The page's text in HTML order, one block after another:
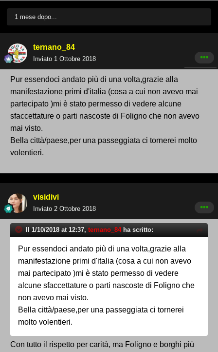
1 mese dopo...
ternano_84
Inviato 1 Ottobre 2018
Pur essendoci andato più di una volta,grazie alla
manifestazione primi d'italia (cosa a cui non avevo mai
partecipato )mi è stato permesso di vedere alcune
sfaccettature o parti nascoste di Foligno che non avevo
mai visto.
Bella città/paese,per una passeggiata ci tornerei molto
volentieri.
visidivi
Inviato 2 Ottobre 2018
Il 1/10/2018 at 12:37, ternano_84ha scritto:
Pur essendoci andato più di una volta,grazie alla
manifestazione primi d'italia (cosa a cui non avevo
mai partecipato )mi è stato permesso di vedere
alcune sfaccettature o parti nascoste di Foligno che
non avevo mai visto.
Bella città/paese,per una passeggiata ci tornerei
molto volentieri.
Con tutto il rispetto per carità, ma Foligno e borghi più